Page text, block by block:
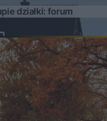
działki: forum